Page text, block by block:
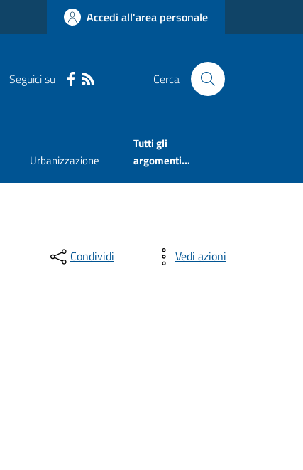
Accedi all'area personale
Seguici su Cerca
Urbanizzazione
Tutti gli
argomenti...
Condividi Vedi azioni